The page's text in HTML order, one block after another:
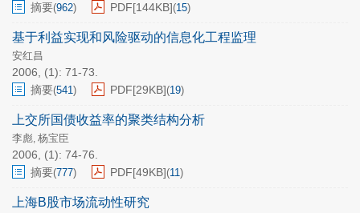
摘要(962) PDF[144KB](15)
基于利益实现和风险驱动的信息化工程监理
安红昌
2006, (1): 71-73.
摘要(541) PDF[29KB](19)
上交所国债收益率的聚类结构分析
李彪, 杨宝臣
2006, (1): 74-76.
摘要(777) PDF[49KB](11)
上海B股市场流动性研究